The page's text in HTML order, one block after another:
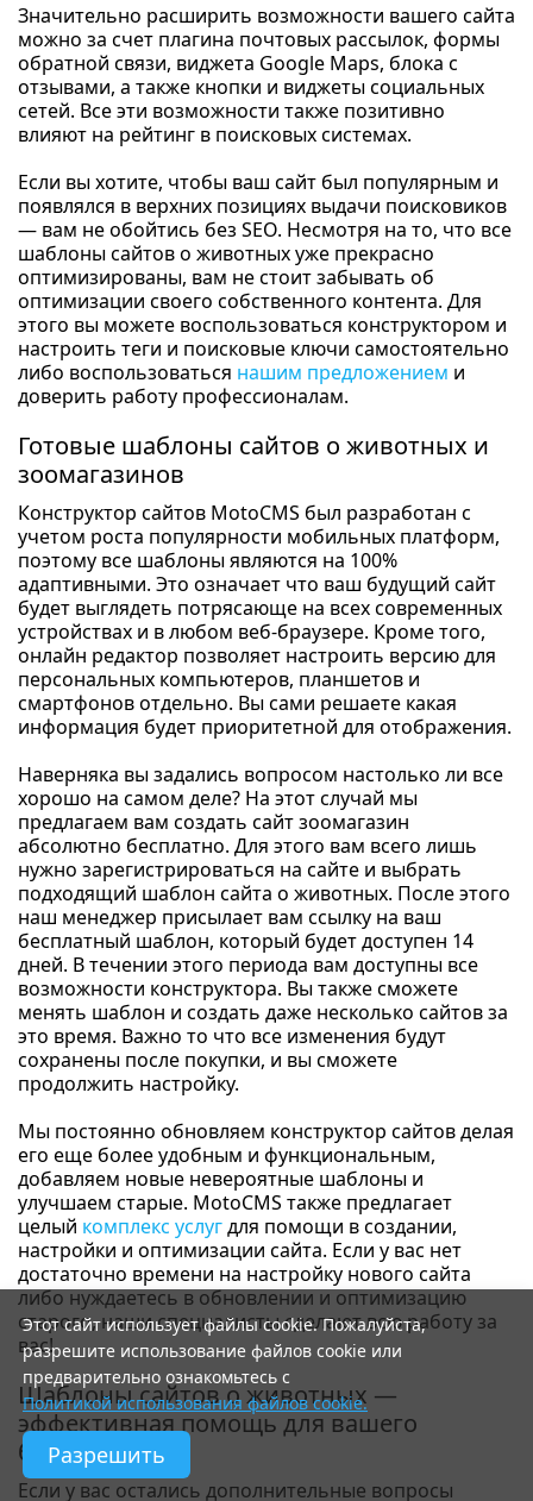
Значительно расширить возможности вашего сайта
можно за счет плагина почтовых рассылок, формы
обратной связи, виджета Google Maps, блока с
отзывами, а также кнопки и виджеты социальных
сетей. Все эти возможности также позитивно
влияют на рейтинг в поисковых системах.
Если вы хотите, чтобы ваш сайт был популярным и
появлялся в верхних позициях выдачи поисковиков
— вам не обойтись без SEO. Несмотря на то, что все
шаблоны сайтов о животных уже прекрасно
оптимизированы, вам не стоит забывать об
оптимизации своего собственного контента. Для
этого вы можете воспользоваться конструктором и
настроить теги и поисковые ключи самостоятельно
либо воспользоваться нашим предложением и
доверить работу профессионалам.
Готовые шаблоны сайтов о животных и
зоомагазинов
Конструктор сайтов MotoCMS был разработан с
учетом роста популярности мобильных платформ,
поэтому все шаблоны являются на 100%
адаптивными. Это означает что ваш будущий сайт
будет выглядеть потрясающе на всех современных
устройствах и в любом веб-браузере. Кроме того,
онлайн редактор позволяет настроить версию для
персональных компьютеров, планшетов и
смартфонов отдельно. Вы сами решаете какая
информация будет приоритетной для отображения.
Наверняка вы задались вопросом настолько ли все
хорошо на самом деле? На этот случай мы
предлагаем вам создать сайт зоомагазин
абсолютно бесплатно. Для этого вам всего лишь
нужно зарегистрироваться на сайте и выбрать
подходящий шаблон сайта о животных. После этого
наш менеджер присылает вам ссылку на ваш
бесплатный шаблон, который будет доступен 14
дней. В течении этого периода вам доступны все
возможности конструктора. Вы также сможете
менять шаблон и создать даже несколько сайтов за
это время. Важно то что все изменения будут
сохранены после покупки, и вы сможете
продолжить настройку.
Мы постоянно обновляем конструктор сайтов делая
его еще более удобным и функциональным,
добавляем новые невероятные шаблоны и
улучшаем старые. MotoCMS также предлагает
целый комплекс услугдля помощи в создании,
настройки и оптимизации сайта. Если у вас нет
достаточно времени на настройку нового сайта
либо нуждаетесь в обновлении и оптимизацию
старого, наши специалисты сделают всю работу за
вас!
Шаблоны сайтов о животных —
эффективная помощь для вашего
бизнеса
Если у вас остались дополнительные вопросы
Этот сайт использует файлы cookie. Пожалуйста,
разрешите использование файлов cookie или
предварительно ознакомьтесь с
Политикой использования файлов cookie.
Разрешить